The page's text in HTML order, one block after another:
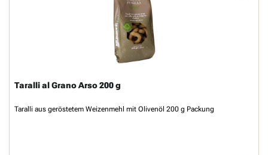
Taralli al Grano Arso 200 g
Taralli aus geröstetem Weizenmehl mit Olivenöl 200 g Packung